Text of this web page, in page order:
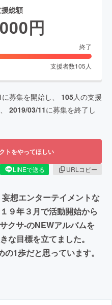
総額
円
終了
支援者数105 人
に募集を開始し、 105人の支援
2019/03/11に募集を終了し
トをやってほしい
LINEで送る
URLコピー
想エンターテイメントな
９年３月で活動開始から
クサ-のNEWアルバムを
な目標を立てました。
1歩だと思っています。